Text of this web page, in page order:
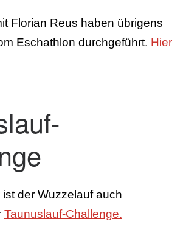
Florian Reus haben übrigens
Eschathlon durchgeführt. Hier
der Wuzzelauf auch
Taunuslauf-Challenge.